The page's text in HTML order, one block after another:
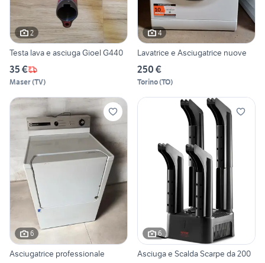
2
Testa lava e asciuga Gioel G440
35 €
Maser(TV)
4
Lavatrice e Asciugatrice nuove
250 €
Torino(TO)
6
Asciugatrice professionale
6
Asciuga e Scalda Scarpe da 200